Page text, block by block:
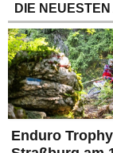
DIE
Enduro Trophy